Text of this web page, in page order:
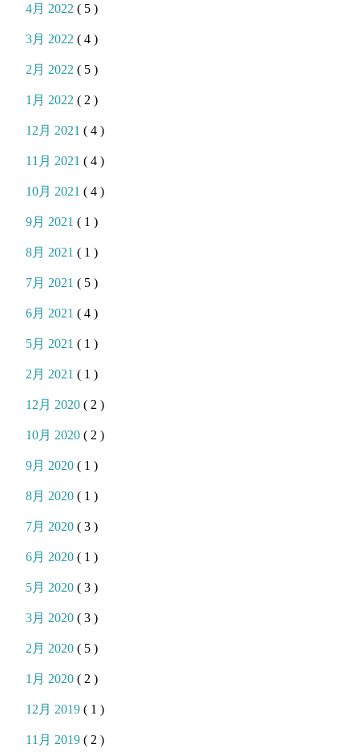
4月 2022( 5 )
3月 2022( 4 )
2月 2022( 5 )
1月 2022( 2 )
12月 2021( 4 )
11月 2021( 4 )
10月 2021( 4 )
9月 2021( 1 )
8月 2021( 1 )
7月 2021( 5 )
6月 2021( 4 )
5月 2021( 1 )
2月 2021( 1 )
12月 2020( 2 )
10月 2020( 2 )
9月 2020( 1 )
8月 2020( 1 )
7月 2020( 3 )
6月 2020( 1 )
5月 2020( 3 )
3月 2020( 3 )
2月 2020( 5 )
1月 2020( 2 )
12月 2019( 1 )
11月 2019( 2 )